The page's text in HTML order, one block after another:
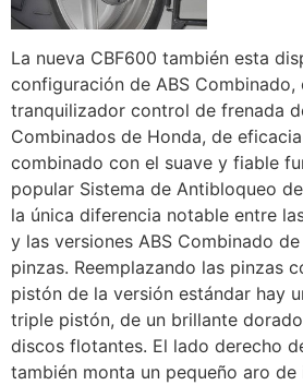
La nueva CBF600 también esta
configuración de ABS Combinado,
tranquilizador control de frenada
Combinados de Honda, de
combinado con el suave y fiable
popular Sistema de Antibloqueo
la única diferencia notable entre
y las versiones ABS Combinado
pinzas. Reemplazando las pinzas
pistón de la versión estándar hay
triple pistón, de un brillante
discos flotantes. El lado derecho
también monta un pequeño aro de